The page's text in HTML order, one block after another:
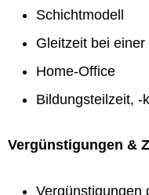
Schichtmodell
Gleitzeit bei
Home-Office
Bildungsteilzeit, -
Vergünstigungen &
Vergünstigungen